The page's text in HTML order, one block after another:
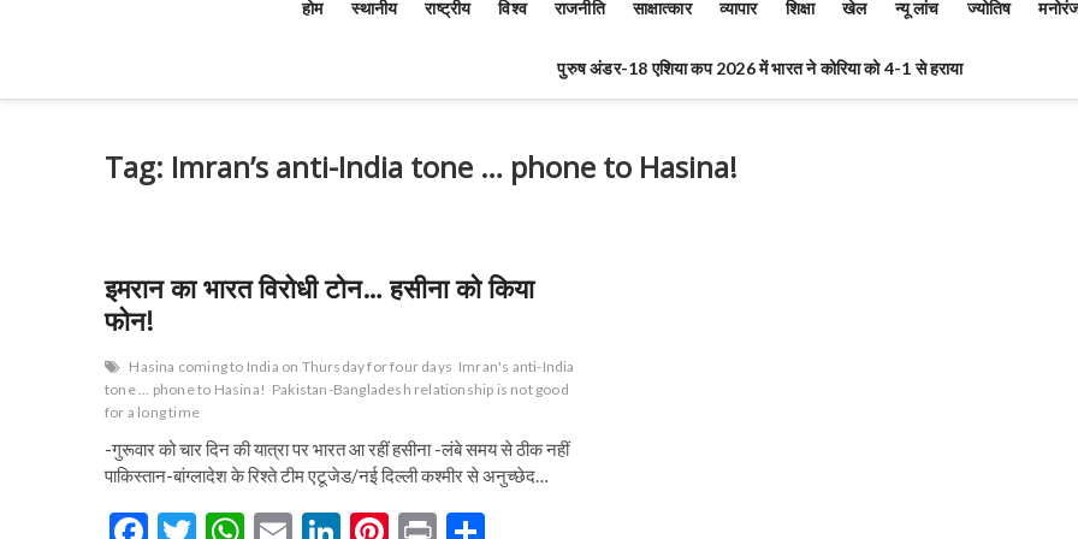
होम स्थानीय राष्ट्रीय विश्व राजनीति साक्षात्कार व्यापार शिक्षा खेल न्यू लांच ज्योतिष
पुरुष अंडर-18 एशिया कप 2026 में भारत ने कोरिया को 4-1 से हराया
Tag: Imran’s anti-India tone … phone to Hasina!
इमरान का भारत विरोधी टोन… हसीना को किया
फोन!
Hasina coming to India on Thursday for four days Imran's anti-India
tone ... phone to Hasina! Pakistan-Bangladesh relationship is not good
for a long time
-गुरूवार को चार दिन की यात्रा पर भारत आ रहीं हसीना -लंबे समय से ठीक नहीं
पाकिस्तान-बांग्लादेश के रिश्ते टीम एटूजेड/नई दिल्ली कश्मीर से अनुच्छेद…